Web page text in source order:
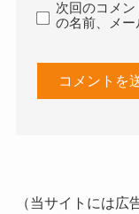
次回のコメ
の名前、メー
（当サイトには広